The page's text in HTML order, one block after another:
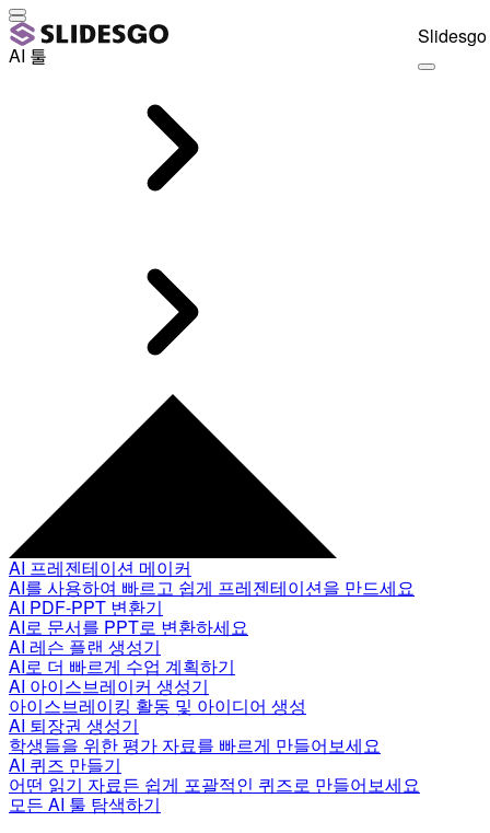
AI 툴
AI 프레젠테이션 메이커
AI를 사용하여 빠르고 쉽게 프레젠테이션을 만드세요
AI PDF-PPT 변환기
AI로 문서를 PPT로 변환하세요
AI 레슨 플랜 생성기
AI로 더 빠르게 수업 계획하기
AI 아이스브레이커 생성기
아이스브레이킹 활동 및 아이디어 생성
AI 퇴장권 생성기
학생들을 위한 평가 자료를 빠르게 만들어보세요
AI 퀴즈 만들기
어떤 읽기 자료든 쉽게 포괄적인 퀴즈로 만들어보세요
모든 AI 툴 탐색하기